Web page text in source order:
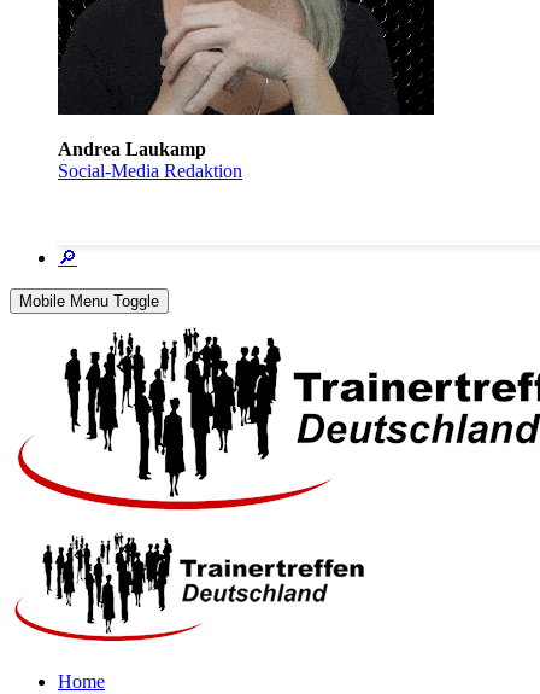
Andrea Laukamp
Social-Media Redaktion
🔎
Mobile Menu Toggle
Home